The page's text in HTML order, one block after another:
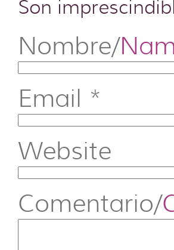
Son
Nombre/
Email *
Website
Comentario/